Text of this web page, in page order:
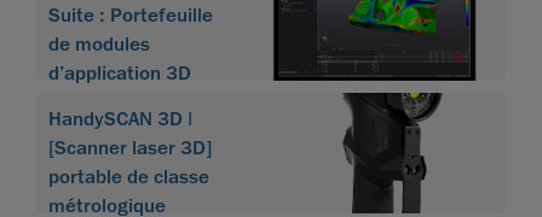
Suite : Portefeuille
de modules
d’application 3D
HandySCAN 3D |
[Scanner laser 3D]
portable de classe
métrologique